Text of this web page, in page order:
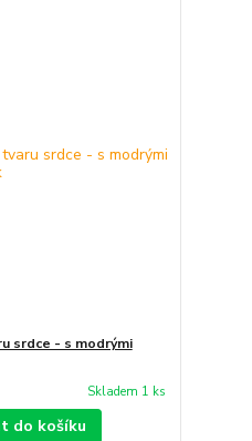
srdce - s modrými
Skladem 1 ks
do košíku